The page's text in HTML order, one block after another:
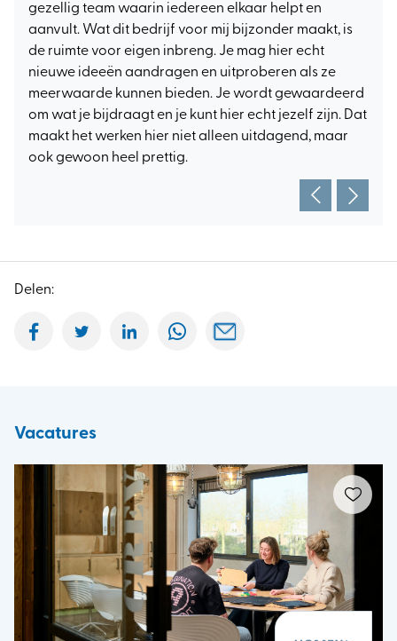
gezellig team waarin iedereen elkaar helpt en
aanvult. Wat dit bedrijf voor mij bijzonder maakt, is
de ruimte voor eigen inbreng. Je mag hier echt
nieuwe ideeën aandragen en uitproberen als ze
meerwaarde kunnen bieden. Je wordt gewaardeerd
om wat je bijdraagt en je kunt hier echt jezelf zijn. Dat
maakt het werken hier niet alleen uitdagend, maar
ook gewoon heel prettig.
Delen:
Vacatures